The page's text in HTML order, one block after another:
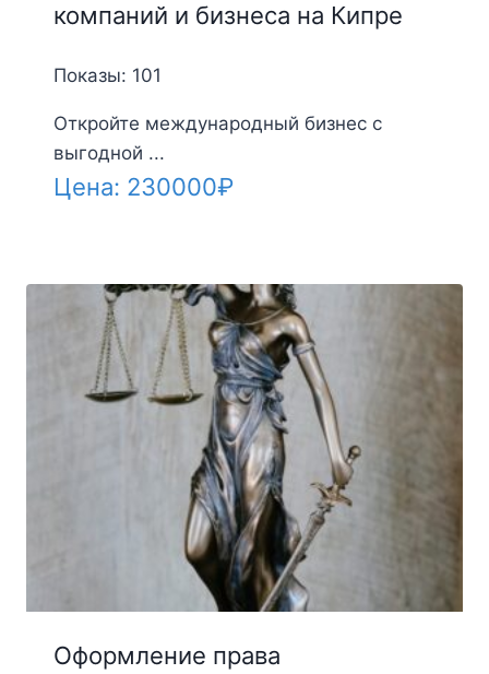
компаний и бизнеса на Кипре
Показы: 101
Откройте международный бизнес с
выгодной ...
Цена: 230000₽
Оформление права